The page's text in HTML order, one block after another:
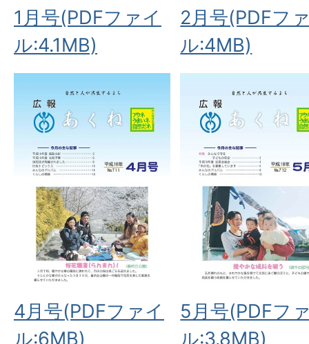
1月号(PDFファイ
ル:4.1MB)
2月号(PDFフ
ル:4MB)
4月号(PDFファイ
ル:6MB)
5月号(PDFフ
ル:3.8MB)